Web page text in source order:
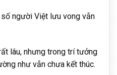
người Việt lưu vong vẫn
lâu, nhưng trong trí tưởng
như vẫn chưa kết thúc.